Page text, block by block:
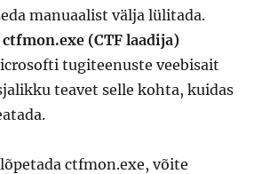
manuaalist välja lülitada.
ctfmon.exe (CTF laadija)
tugiteenuste veebisait
teavet selle kohta, kuidas
ctfmon.exe, võite